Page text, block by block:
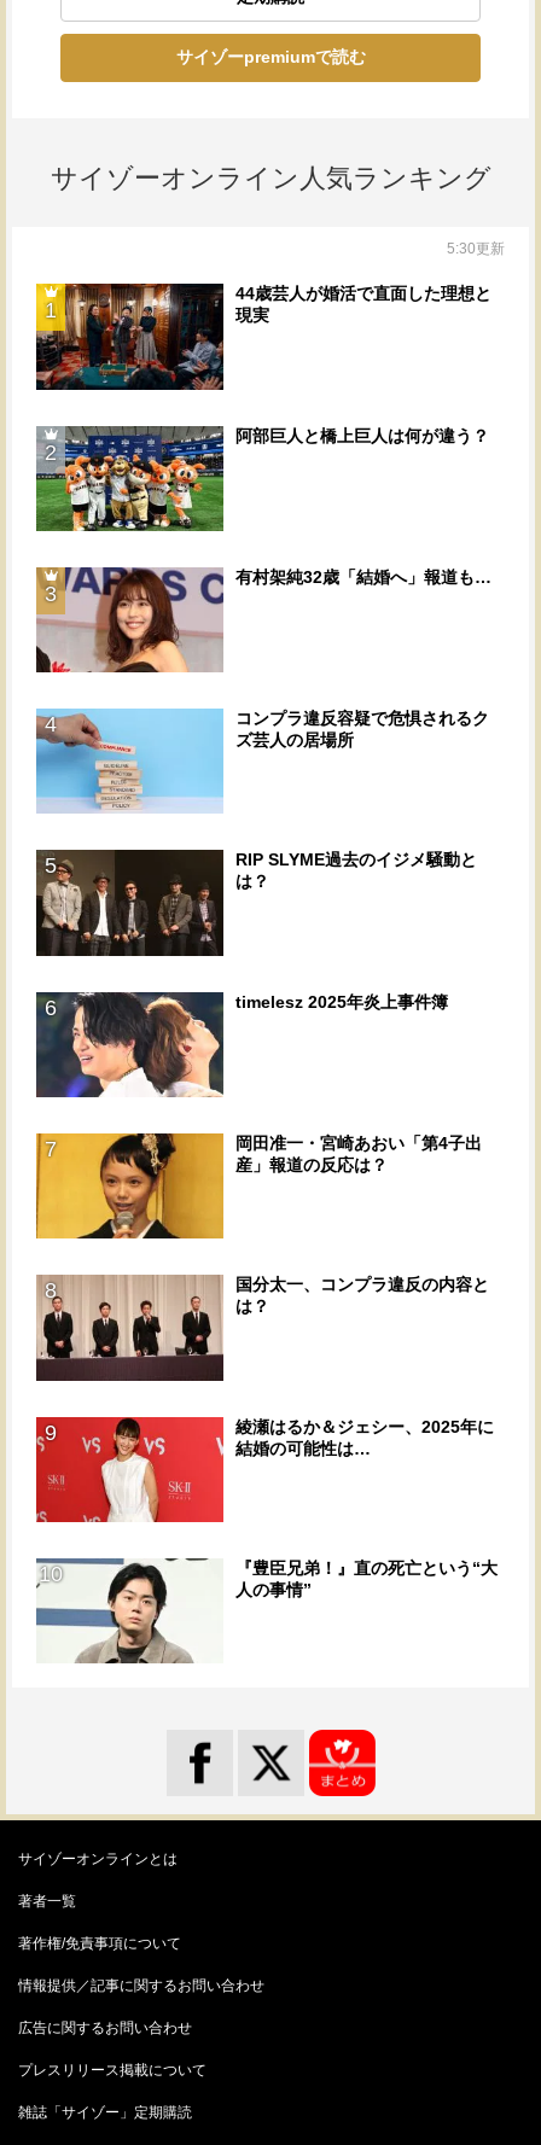
サイゾーpremiumで読む
サイゾーオンライン人気ランキング
5:30更新
1
44歳芸人が婚活で直面した理想と
現実
2
阿部巨人と橋上巨人は何が違う？
3
有村架純32歳「結婚へ」報道も…
4
コンプラ違反容疑で危惧されるク
ズ芸人の居場所
5
RIP SLYME過去のイジメ騒動と
は？
6 timelesz 2025年炎上事件簿
7
岡田准一・宮崎あおい「第4子出
産」報道の反応は？
8
国分太一、コンプラ違反の内容と
は？
9
綾瀬はるか＆ジェシー、2025年に
結婚の可能性は…
10
『豊臣兄弟！』直の死亡という“大
人の事情”
サイゾーオンラインとは
著者一覧
著作権/免責事項について
情報提供／記事に関するお問い合わせ
広告に関するお問い合わせ
プレスリリース掲載について
雑誌「サイゾー」定期購読